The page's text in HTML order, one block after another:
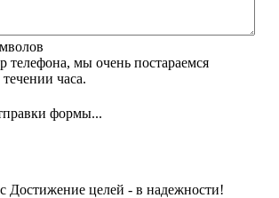
телефона, мы очень постараемся
часа.
формы...